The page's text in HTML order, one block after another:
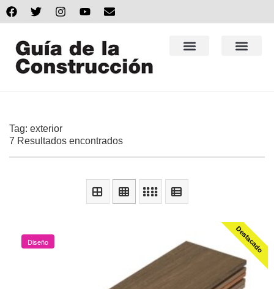
Tag: exterior
7 Resultados encontrados
Destacado
Diseño